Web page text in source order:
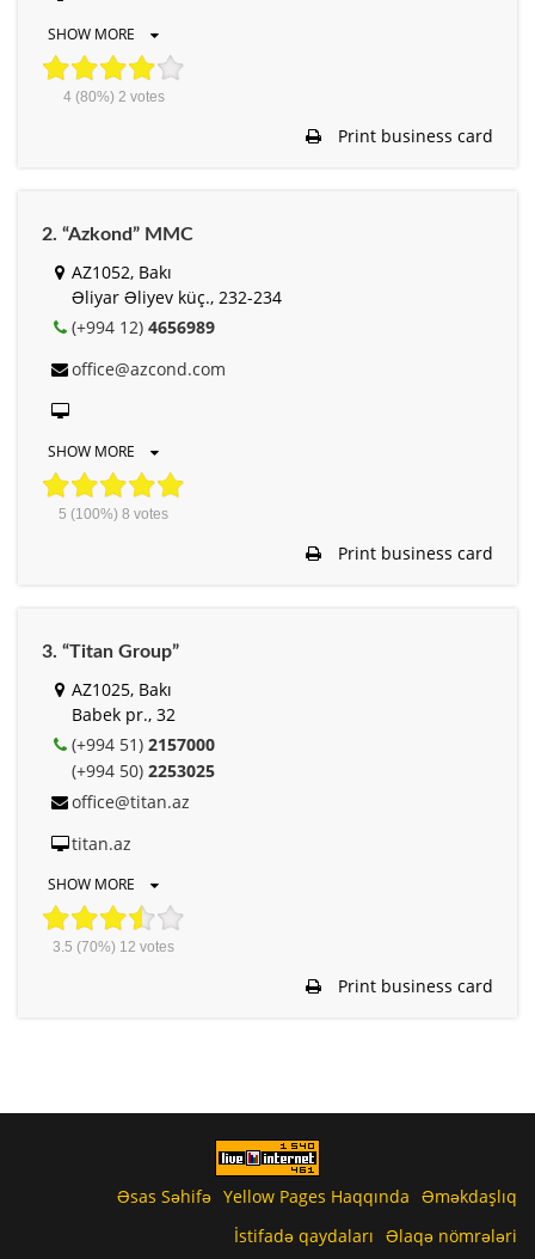
SHOW MORE
4(80%) 2 votes
Print business card
2. “Azkond” MMC
AZ1052, Bakı
Əliyar Əliyev küç., 232-234
(+994 12) 4656989
office@azcond.com
SHOW MORE
5 (100%) 8 votes
Print business card
3. “Titan Group”
AZ1025, Bakı
Babek pr., 32
(+994 51) 2157000
(+994 50) 2253025
office@titan.az
titan.az
SHOW MORE
3.5 (70%) 12 votes
Print business card
Əsas Səhifə Yellow Pages Haqqında Əməkdaşlıq
İstifadə qaydaları Əlaqə nömrələri